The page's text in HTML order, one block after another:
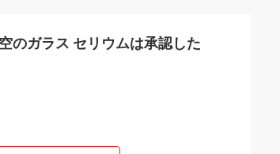
のガラス セリウムは承認した